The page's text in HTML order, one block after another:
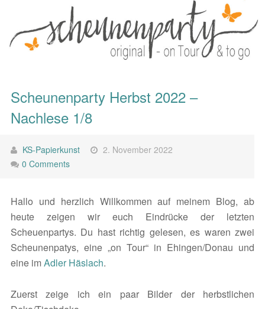
Scheunenparty Herbst 2022 –
Nachlese 1/8
KS-Papierkunst
2. November 2022
0 Comments
Hallo und herzlich Willkommen auf meinem Blog, ab
heute zeigen wir euch Eindrücke der letzten
Scheuenpartys. Du hast richtig gelesen, es waren zwei
Scheunenpatys, eine „on Tour“ in Ehingen/Donau und
eine imAdler Häslach.
Zuerst zeige ich ein paar Bilder der herbstlichen